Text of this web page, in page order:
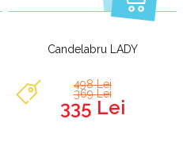
Candelabru LADY
498 Lei
369 Lei
335 Lei